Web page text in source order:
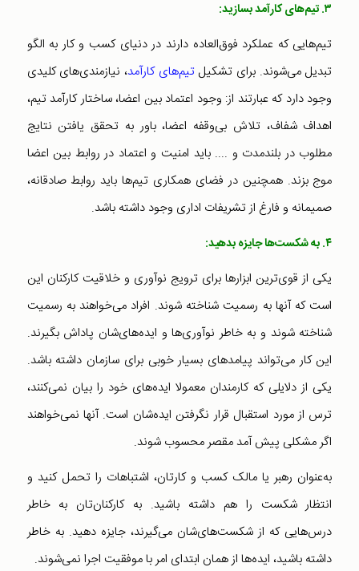
۳. تیم‌های کارآمد بسازید:
تیم‌هایی که عملکرد فوق‌العاده دارند در دنیای کسب و کار به الگو
تبدیل می‌شوند. برای تشکیل تیم‌های کارآمد، نیازمندی‌های کلیدی
وجود دارد که عبارتند از: وجود اعتماد بین اعضا، ساختار کارآمد تیم،
اهداف شفاف، تلاش بی‌وقفه اعضا، باور به تحقق یافتن نتایج
مطلوب در بلند‌مدت و .... باید امنیت و اعتماد در روابط بین اعضا
موج بزند. همچنین در فضای همکاری‌ تیم‌ها باید روابط صادقانه،
صمیمانه و فارغ از تشریفات اداری وجود داشته باشد.
۴. به شکست‌ها جایزه بدهید:
یکی از قوی‌ترین ابزارها برای ترویج نوآوری و خلاقیت کارکنان این
است که آنها به رسمیت شناخته شوند. افراد می‌خواهند به رسمیت
شناخته شوند و به خاطر نوآوری‌ها و ایده‌های‌شان پاداش بگیرند.
این کار می‌تواند پیامدهای بسیار خوبی برای سازمان داشته باشد.
یکی از دلایلی که کارمندان معمولا ایده‌های خود را بیان نمی‌کنند،
ترس از مورد استقبال قرار نگرفتن ایده‌شان است. آنها نمی‌خواهند
اگر مشکلی پیش آمد مقصر محسوب شوند.
به‌عنوان رهبر یا مالک کسب و کارتان، اشتباهات را تحمل کنید و
انتظار شکست را هم داشته باشید. به کارکنان‌تان به خاطر
درس‌هایی که از شکست‌های‌شان می‌گیرند، جایزه دهید. به خاطر
داشته باشید، ایده‌ها از همان ابتدای امر با موفقیت اجرا نمی‌شوند.